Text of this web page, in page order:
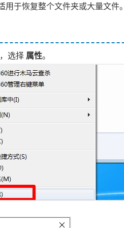
于恢复整个文件夹或大量文件。
选择 属性。